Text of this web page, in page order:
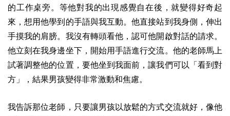
的工作桌旁。等他對我的出現感覺自在後，就變得好奇起
來，想用他學到的手語與我互動。他直接站到我身側，伸出
手摸我的肩膀。我沒有轉頭看他，認可他開啟對話的請求。
他立刻在我身邊坐下，開始用手語進行交流。他的老師馬上
試著調整他的位置，要他坐到我面前，讓我們可以「看到對
方」，結果男孩變得非常激動和焦慮。
我告訴那位老師，只要讓男孩以放鬆的方式交流就好，像他